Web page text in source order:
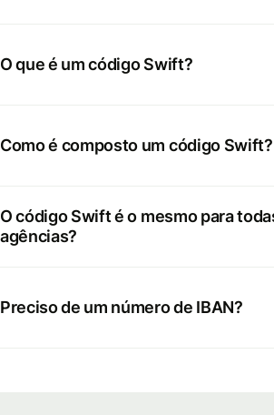
O que é um código Swift?
Como é composto um código Swift?
O código Swift é o mesmo para
agências?
Preciso de um número de IBAN?